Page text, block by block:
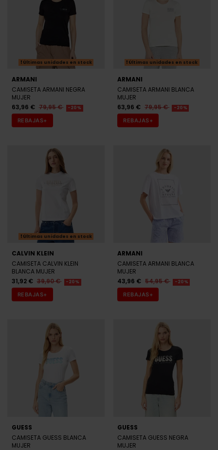
Últimas unidades en stock
ARMANI
CAMISETA ARMANI NEGRA
MUJER
63,96 € 79,95 € -20%
REBAJAS+
Últimas unidades en stock
ARMANI
CAMISETA ARMANI BLANCA
MUJER
63,96 € 79,95 € -20%
REBAJAS+
Últimas unidades en stock
CALVIN KLEIN
CAMISETA CALVIN KLEIN
BLANCA MUJER
31,92 € 39,90 € -20%
REBAJAS+
ARMANI
CAMISETA ARMANI BLANCA
MUJER
43,96 € 54,95 € -20%
REBAJAS+
GUESS
CAMISETA GUESS BLANCA
MUJER
GUESS
CAMISETA GUESS NEGRA
MUJER